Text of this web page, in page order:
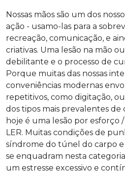
Nossas mãos são um dos
ação - usamo-las para a
recreação, comunicação, e
criativas. Uma lesão na mão
debilitante e o processo de
Porque muitas das nossas
conveniências modernas
repetitivos, como digitação,
dos tipos mais prevalentes
hoje é uma lesão por esforço
LER. Muitas condições de
síndrome do túnel do carpo
se enquadram nesta
um estresse excessivo e